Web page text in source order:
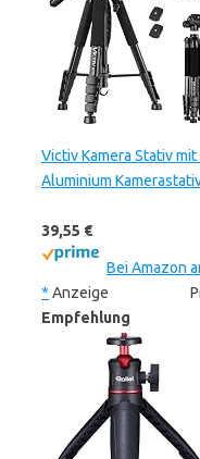
Victiv Kamera Stativ
Aluminium
39,55 €
Bei Amazon
* Anzeige
Empfehlung